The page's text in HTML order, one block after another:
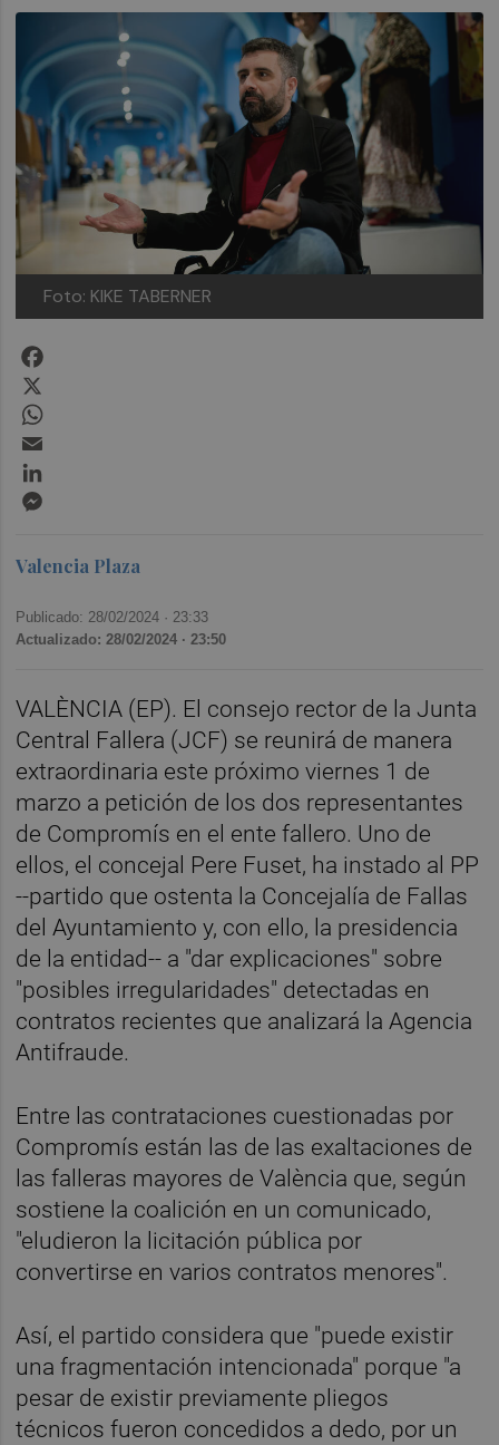
Foto: KIKE TABERNER
Valencia Plaza
Publicado: 28/02/2024 · 23:33
Actualizado: 28/02/2024 · 23:50
VALÈNCIA (EP). El consejo rector de la Junta
Central Fallera (JCF) se reunirá de manera
extraordinaria este próximo viernes 1 de
marzo a petición de los dos representantes
de Compromís en el ente fallero. Uno de
ellos, el concejal Pere Fuset, ha instado al PP
--partido que ostenta la Concejalía de Fallas
del Ayuntamiento y, con ello, la presidencia
de la entidad-- a "dar explicaciones" sobre
"posibles irregularidades" detectadas en
contratos recientes que analizará la Agencia
Antifraude.
Entre las contrataciones cuestionadas por
Compromís están las de las exaltaciones de
las falleras mayores de València que, según
sostiene la coalición en un comunicado,
"eludieron la licitación pública por
convertirse en varios contratos menores".
Así, el partido considera que "puede existir
una fragmentación intencionada" porque "a
pesar de existir previamente pliegos
técnicos fueron concedidos a dedo, por un